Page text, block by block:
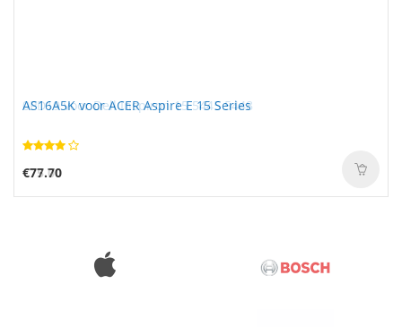
AS16A5K voor ACER Aspire E 15 Series
€77.70